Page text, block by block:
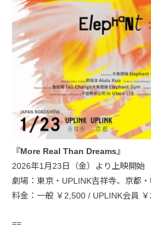
『More Real Than Dreams』
2026年1月23日（金）より上映開始
劇場：東京・UPLINK吉祥寺、京都
料金：一般 ￥2,500 / UPLINK会員
==